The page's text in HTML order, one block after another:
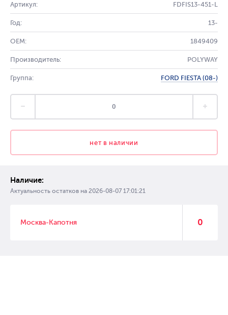
Артикул: FDFIS13-451-L
Год: 13-
OEM: 1849409
Производитель: POLYWAY
Группа: FORD FIESTA (08-)
нет в наличии
Наличие:
Актуальность остатков на 2026-08-07 17:01:21
Москва-Капотня 0